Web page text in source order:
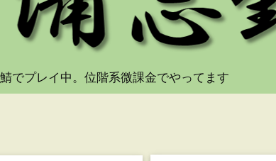
でプレイ中。位階系微課金でやってます